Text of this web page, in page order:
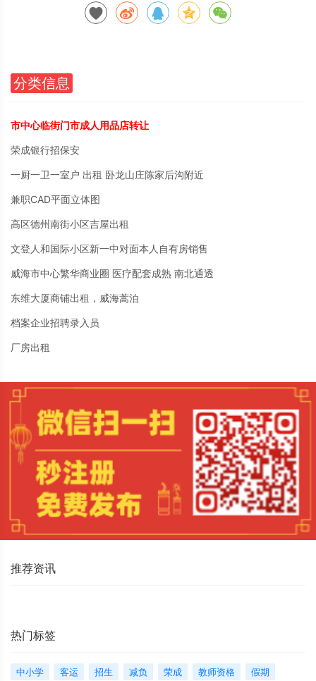
分类信息
市中心临街门市成人用品店转让
荣成银行招保安
一厨一卫一室户 出租 卧龙山庄陈家后沟附近
兼职CAD平面立体图
高区德州南街小区吉屋出租
文登人和国际小区新一中对面本人自有房销售
威海市中心繁华商业圈 医疗配套成熟 南北通透
东维大厦商铺出租，威海蒿泊
档案企业招聘录入员
厂房出租
推荐资讯
热门标签
中小学 客运 招生 减负 荣成 教师资格 假期